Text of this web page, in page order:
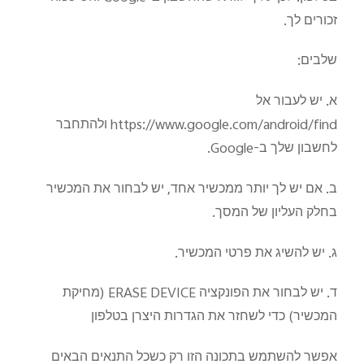
זכורים לך.
שלבים:
א. יש לעבור אל
https://www.google.com/android/find ולהתחבר
לחשבון שלך ב-Google.
ב. אם יש לך יותר ממכשיר אחד, יש לבחור את המכשיר
בחלק העליון של המסך.
ג. יש להשיג את פרטי המכשיר.
ד. יש לבחור את הפונקציה ERASE DEVICE (מחיקת
המכשיר) כדי לשחזר את הגדרות היצרן בטלפון
אפשר להשתמש בתכונה הזו רק כשכל התנאים הבאים